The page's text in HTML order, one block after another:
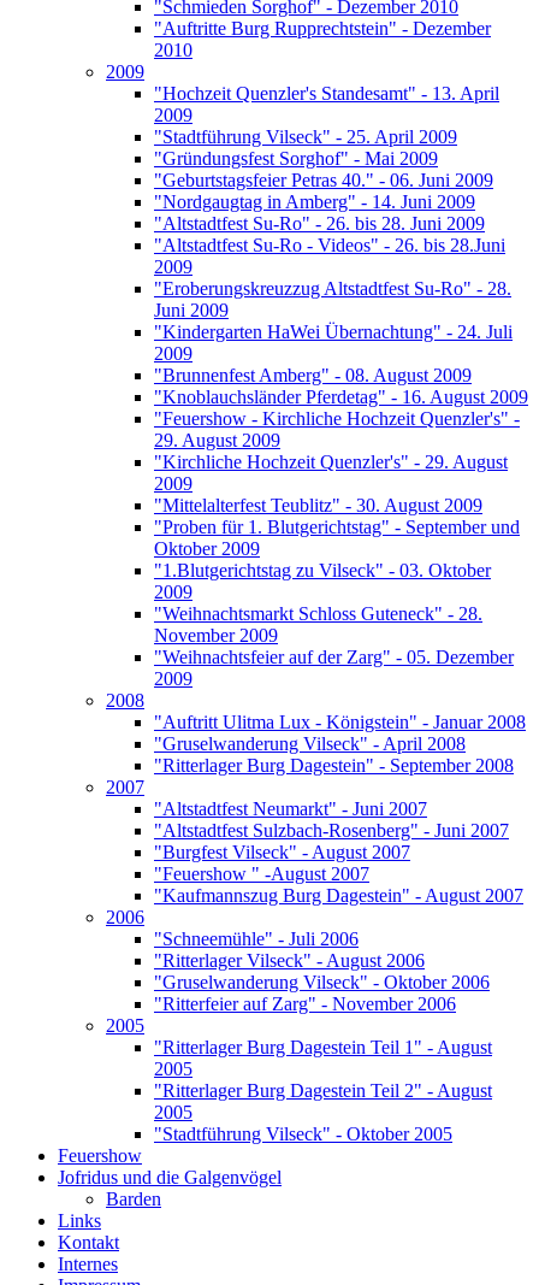
"Schmieden Sorghof" - Dezember 2010
"Auftritte Burg Rupprechtstein" - Dezember
2010
2009
"Hochzeit Quenzler's Standesamt" - 13. April
2009
"Stadtführung Vilseck" - 25. April 2009
"Gründungsfest Sorghof" - Mai 2009
"Geburtstagsfeier Petras 40." - 06. Juni 2009
"Nordgaugtag in Amberg" - 14. Juni 2009
"Altstadtfest Su-Ro" - 26. bis 28. Juni 2009
"Altstadtfest Su-Ro - Videos" - 26. bis 28.Juni
2009
"Eroberungskreuzzug Altstadtfest Su-Ro" - 28.
Juni 2009
"Kindergarten HaWei Übernachtung" - 24. Juli
2009
"Brunnenfest Amberg" - 08. August 2009
"Knoblauchsländer Pferdetag" - 16. August 2009
"Feuershow - Kirchliche Hochzeit Quenzler's" -
29. August 2009
"Kirchliche Hochzeit Quenzler's" - 29. August
2009
"Mittelalterfest Teublitz" - 30. August 2009
"Proben für 1. Blutgerichtstag" - September und
Oktober 2009
"1.Blutgerichtstag zu Vilseck" - 03. Oktober
2009
"Weihnachtsmarkt Schloss Guteneck" - 28.
November 2009
"Weihnachtsfeier auf der Zarg" - 05. Dezember
2009
2008
"Auftritt Ulitma Lux - Königstein" - Januar 2008
"Gruselwanderung Vilseck" - April 2008
"Ritterlager Burg Dagestein" - September 2008
2007
"Altstadtfest Neumarkt" - Juni 2007
"Altstadtfest Sulzbach-Rosenberg" - Juni 2007
"Burgfest Vilseck" - August 2007
"Feuershow " -August 2007
"Kaufmannszug Burg Dagestein" - August 2007
2006
"Schneemühle" - Juli 2006
"Ritterlager Vilseck" - August 2006
"Gruselwanderung Vilseck" - Oktober 2006
"Ritterfeier auf Zarg" - November 2006
2005
"Ritterlager Burg Dagestein Teil 1" - August
2005
"Ritterlager Burg Dagestein Teil 2" - August
2005
"Stadtführung Vilseck" - Oktober 2005
Feuershow
Jofridus und die Galgenvögel
Barden
Links
Kontakt
Internes